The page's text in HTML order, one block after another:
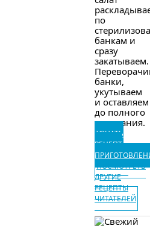
по
банкам и
сразу
закатываем.
банки,
укутываем
и оставляем
до полного
остывания.
УЗНАТЬ
РЕЦЕПТ
ПОСМОТРЕТЬ
ДРУГИЕ
РЕЦЕПТЫ
ЧИТАТЕЛЕЙ